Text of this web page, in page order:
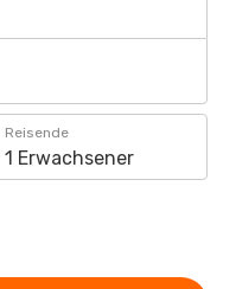
Reisende
1 Erwachsener